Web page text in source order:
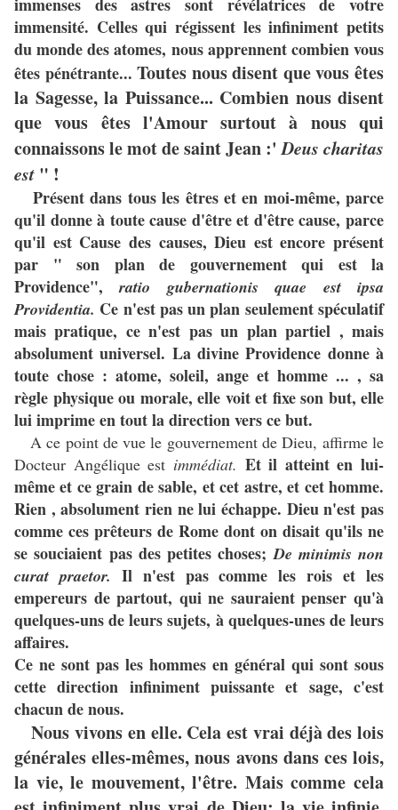
immensité. Celles qui régissent les infiniment petits
du monde des atomes, nous apprennent combien vous
êtes pénétrante...Toutes nous disent que vous êtes
la Sagesse, la Puissance... Combien nous disent
que vous êtes l'Amour surtout à nous qui
connaissons le mot de saint Jean :'Deus charitas
est " !
Présent dans tous les êtres et en moi-même, parce
qu'il donne à toute cause d'être et d'être cause, parce
qu'il est Cause des causes, Dieu est encore présent
par " son plan de gouvernement qui est la
Providence",ratio gubernationis quae est ipsa
Providentia. Ce n'est pas un plan seulement spéculatif
mais pratique, ce n'est pas un plan partiel , mais
absolument universel. La divine Providence donne à
toute chose : atome, soleil, ange et homme ... , sa
règle physique ou morale, elle voit et fixe son but, elle
lui imprime en tout la direction vers ce but.
A ce point de vue le gouvernement de Dieu, affirme le
Docteur Angélique est immédiat. Et il atteint en lui-
même et ce grain de sable, et cet astre, et cet homme.
Rien , absolument rien ne lui échappe. Dieu n'est pas
comme ces prêteurs de Rome dont on disait qu'ils ne
se souciaient pas des petites choses;De minimis non
curat praetor. Il n'est pas comme les rois et les
empereurs de partout, qui ne sauraient penser qu'à
quelques-uns de leurs sujets, à quelques-unes de leurs
affaires.
Ce ne sont pas les hommes en général qui sont sous
cette direction infiniment puissante et sage, c'est
chacun de nous.
Nous vivons en elle. Cela est vrai déjà des lois
générales elles-mêmes, nous avons dans ces lois,
la vie, le mouvement, l'être. Mais comme cela